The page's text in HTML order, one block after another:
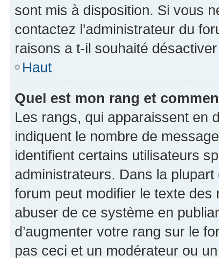
sont mis à disposition. Si vous
contactez l’administrateur du
raisons a t-il souhaité
Haut
Quel est mon rang et
Les rangs, qui apparaissent en
indiquent le nombre de
identifient certains utilisateurs
administrateurs. Dans la
forum peut modifier le texte
abuser de ce système en
d’augmenter votre rang sur le
pas ceci et un modérateur ou